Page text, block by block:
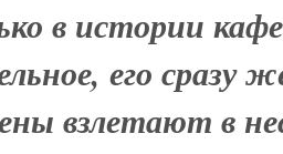
в истории
его сразу
взлетают в